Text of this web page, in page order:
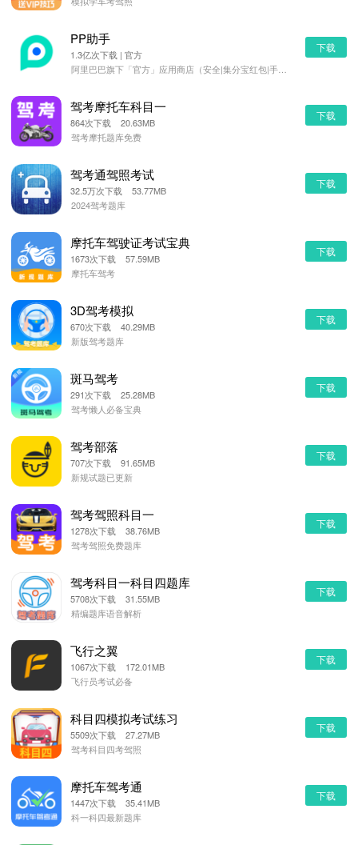
PP助手
1.3亿次下载 | 官方
下载
驾考摩托车科目一
864次下载 20.63MB
驾考摩托题库免费
下载
驾考通驾照考试
32.5万次下载 53.77MB
2024驾考题库
下载
摩托车驾驶证考试宝典
1673次下载 57.59MB
摩托车驾考
下载
3D驾考模拟
670次下载 40.29MB
新版驾考题库
下载
斑马驾考
291次下载 25.28MB
驾考懒人必备宝典
下载
驾考部落
707次下载 91.65MB
新规试题已更新
下载
驾考驾照科目一
1278次下载 38.76MB
驾考驾照免费题库
下载
驾考科目一科目四题库
5708次下载 31.55MB
精编题库语音解析
下载
飞行之翼
1067次下载 172.01MB
飞行员考试必备
下载
科目四模拟考试练习
5509次下载 27.27MB
驾考科目四考驾照
下载
摩托车驾考通
1447次下载 35.41MB
科一科四最新题库
下载